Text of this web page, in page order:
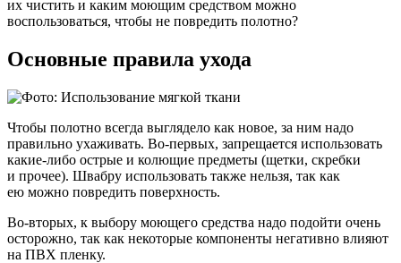
их чистить и каким моющим средством можно
воспользоваться, чтобы не повредить полотно?
Основные правила ухода
Чтобы полотно всегда выглядело как новое, за ним надо
правильно ухаживать. Во-первых, запрещается использовать
какие-либо острые и колющие предметы (щетки, скребки
и прочее). Швабру использовать также нельзя, так как
ею можно повредить поверхность.
Во-вторых, к выбору моющего средства надо подойти очень
осторожно, так как некоторые компоненты негативно влияют
на ПВХ пленку.